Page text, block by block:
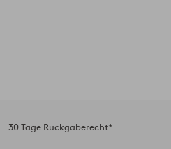
30 Tage Rückgaberecht*